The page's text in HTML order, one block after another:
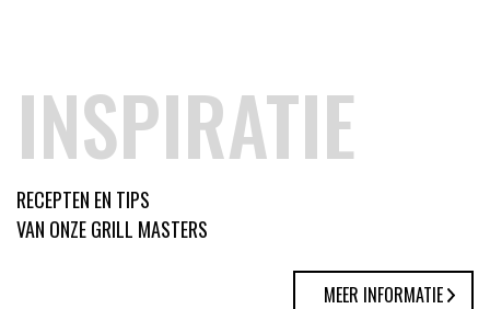
INSPIRATIE
RECEPTEN EN TIPS
VAN ONZE GRILL MASTERS
MEER INFORMATIE